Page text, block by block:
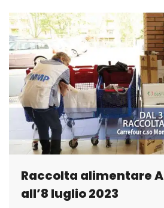
Raccolta alimentare
all’8 luglio 2023